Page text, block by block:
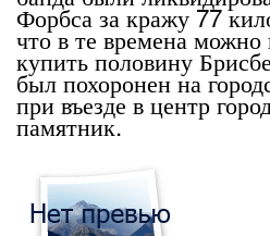
Форбса за кражу 77
что в те времена
купить половину
был похоронен на
при въезде в центр
памятник.